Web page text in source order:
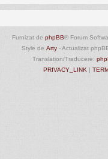
Furnizat de phpBB® Forum
Style de Arty- Actualizat
Translation/Traducere:
PRIVACY_LINK |